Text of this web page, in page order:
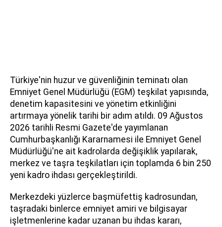
Türkiye'nin huzur ve güvenliğinin teminatı olan
Emniyet Genel Müdürlüğü (EGM) teşkilat yapısında,
denetim kapasitesini ve yönetim etkinliğini
artırmaya yönelik tarihi bir adım atıldı. 09 Ağustos
2026 tarihli Resmi Gazete'de yayımlanan
Cumhurbaşkanlığı Kararnamesi ile Emniyet Genel
Müdürlüğü'ne ait kadrolarda değişiklik yapılarak,
merkez ve taşra teşkilatları için toplamda 6 bin 250
yeni kadro ihdası gerçekleştirildi.
Merkezdeki yüzlerce başmüfettiş kadrosundan,
taşradaki binlerce emniyet amiri ve bilgisayar
işletmenlerine kadar uzanan bu ihdas kararı,